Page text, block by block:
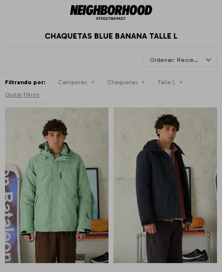
CHAQUETAS BLUE BANANA TALLE L
Recientes
Filtrando por: Camperas Chaquetas
Talle L
Quitar filtros